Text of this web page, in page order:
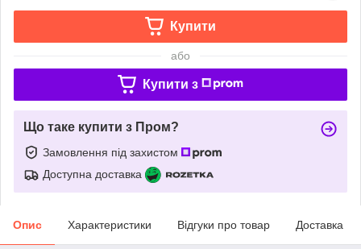
Купити
або
Купити з
Що таке купити з Пром?
Замовлення під захистом
Доступна доставка
Опис Характеристики Відгуки про товар Доставка